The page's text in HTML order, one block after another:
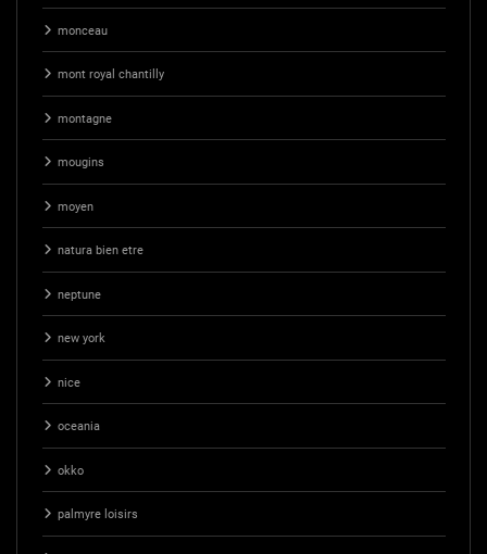
monceau
mont royal chantilly
montagne
mougins
moyen
natura bien etre
neptune
new york
nice
oceania
okko
palmyre loisirs